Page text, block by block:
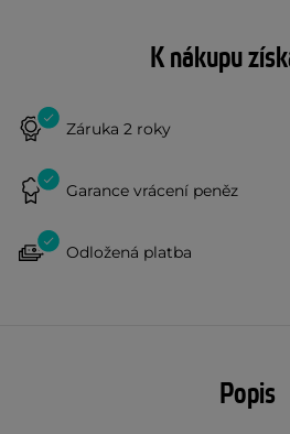
K nákupu
Záruka 2 roky
Garance vrácení peněz
Odložená platba
Popis